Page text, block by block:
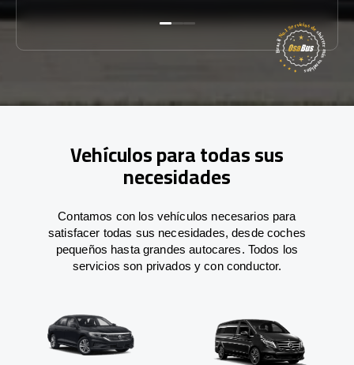
Vehículos para todas sus
necesidades
Contamos con los vehículos necesarios para
satisfacer todas sus necesidades, desde coches
pequeños hasta grandes autocares. Todos los
servicios son privados y con conductor.